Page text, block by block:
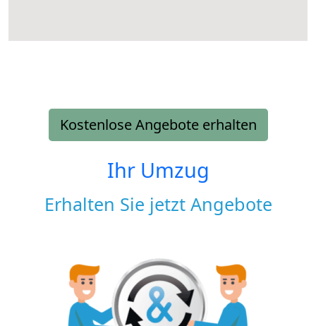
Kostenlose Angebote erhalten
Ihr Umzug
Erhalten Sie jetzt Angebote